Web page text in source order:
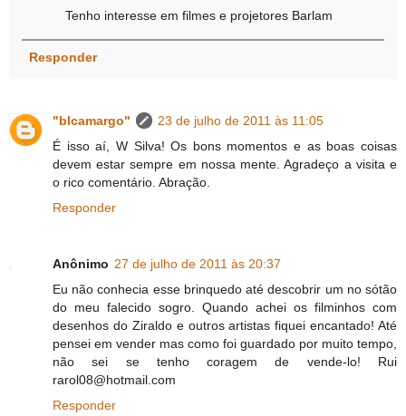
Tenho interesse em filmes e projetores Barlam
Responder
"blcamargo"
23 de julho de 2011 às 11:05
É isso aí, W Silva! Os bons momentos e as boas coisas
devem estar sempre em nossa mente. Agradeço a visita e
o rico comentário. Abração.
Responder
Anônimo 27 de julho de 2011 às 20:37
Eu não conhecia esse brinquedo até descobrir um no sótão
do meu falecido sogro. Quando achei os filminhos com
desenhos do Ziraldo e outros artistas fiquei encantado! Até
pensei em vender mas como foi guardado por muito tempo,
não sei se tenho coragem de vende-lo! Rui
rarol08@hotmail.com
Responder